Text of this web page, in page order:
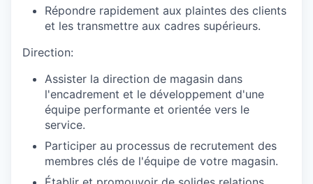
Répondre rapidement aux plaintes des clients
et les transmettre aux cadres supérieurs.
Direction:
Assister la direction de magasin dans
l'encadrement et le développement d'une
équipe performante et orientée vers le
service.
Participer au processus de recrutement des
membres clés de l'équipe de votre magasin.